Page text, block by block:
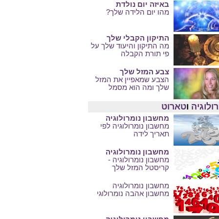
באיזה יום נולדת
מהו יום הלידה שלך?
התיקון הקבלי שלך
מה התיקון והיעוד שלך על
פי תורת הקבלה
צבע המזל שלך
הצבע שמאפיין את המזל
שלך ומה הוא מסמל
וטארוט
מחשבון נומרולוגיה
מחשבון נומרולוגיה לפי
תאריך לידה
מחשבון נומרולוגיה
מחשבון נומרולוגיה -
קריסטל המזל שלך
מחשבון נומרולוגיה
מחשבון אהבה נומרולוגי